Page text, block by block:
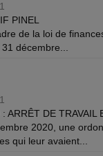
PINEL
de la loi de
décembre...
ARRÊT DE TRAVAIL
2020, une
qui leur avaient...